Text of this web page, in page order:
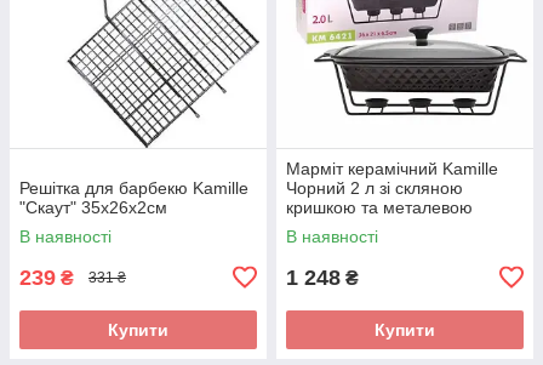
Решітка для барбекю Kamille
"Скаут" 35х26х2см
В наявності
239 ₴ 331 ₴
Купити
Марміт керамічний Kamille
Чорний 2 л зі скляною
кришкою та металевою
підставкою KM-6421
В наявності
1 248 ₴
Купити